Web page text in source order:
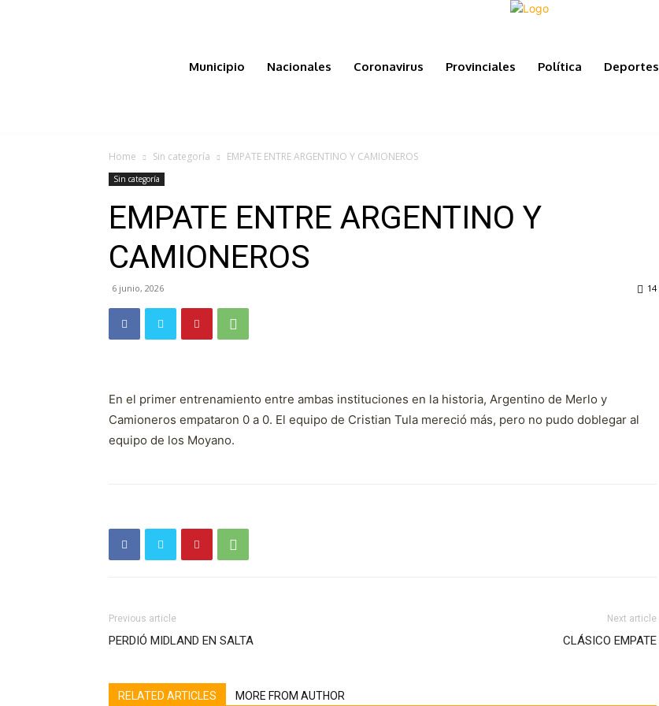
Municipio Nacionales Coronavirus Provinciales Política Deportes
Home Sin categoría EMPATE ENTRE ARGENTINO Y CAMIONEROS
Sin categoría
EMPATE ENTRE ARGENTINO Y
CAMIONEROS
6 junio, 2026 14
En el primer entrenamiento entre ambas instituciones en la historia, Argentino de Merlo y
Camioneros empataron 0 a 0. El equipo de Cristian Tula mereció más, pero no pudo doblegar al
equipo de los Moyano.
Previous article
PERDIÓ MIDLAND EN SALTA
Next article
CLÁSICO EMPATE
RELATED ARTICLES MORE FROM AUTHOR